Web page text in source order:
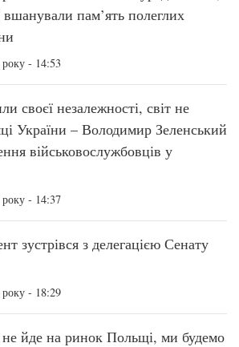
вшанували пам’ять полеглих
- 14:53
своєї незалежності, світ не
України – Володимир Зеленський
військовослужбовців у
- 14:37
зустрівся з делегацією Сенату
- 18:29
не йде на ринок Польщі, ми будемо